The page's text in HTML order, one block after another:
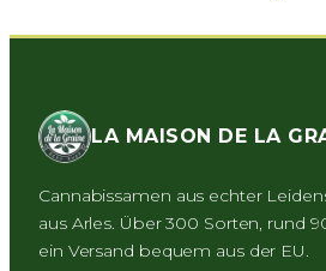
LA MAISON DE LA
Cannabissamen aus echter
aus Arles. Über 300 Sorten, rund
ein Versand bequem aus der EU.